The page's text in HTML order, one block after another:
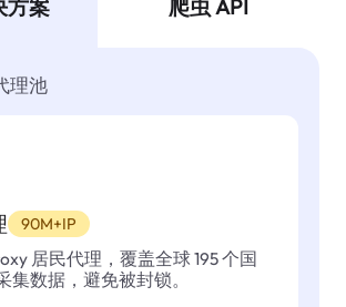
方案 爬虫 API
理池
90M+IP
居民代理，覆盖全球 195 个国
集数据，避免被封锁。